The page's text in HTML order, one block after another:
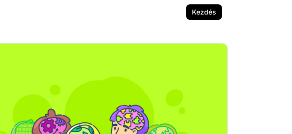
Kezdés